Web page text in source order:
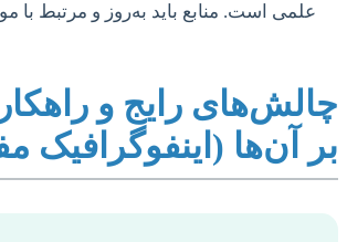
علمی است. منابع باید به‌روز و مرتبط با
چالش‌های رایج و
بر آن‌ها (اینفوگرافیک